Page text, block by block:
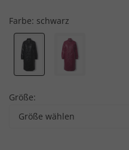
Farbe: schwarz
Größe:
Größe wählen